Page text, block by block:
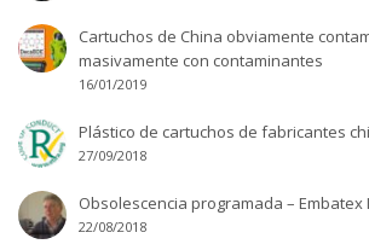
Cartuchos de China obviamente
masivamente con contaminantes
16/01/2019
Plástico de cartuchos de fabricantes
27/09/2018
Obsolescencia programada – Embatex
22/08/2018